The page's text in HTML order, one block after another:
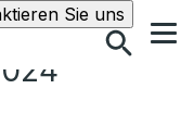
Sie unsSuche